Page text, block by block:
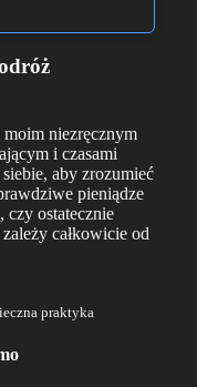
moim niezręcznym
i czasami
aby zrozumieć
pieniądze
czy ostatecznie
całkowicie od
praktyka